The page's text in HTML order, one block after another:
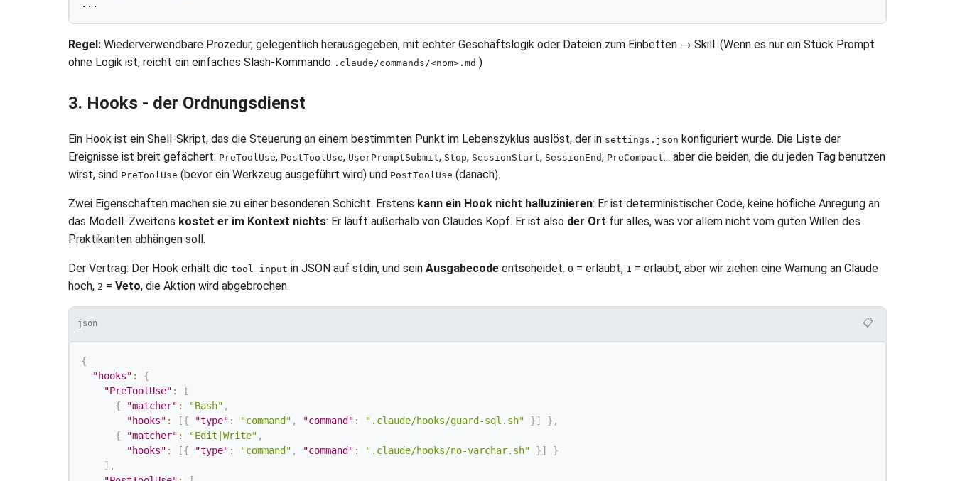
Regel: Wiederverwendbare Prozedur, gelegentlich herausgegeben, mit echter Geschäftslogik oder Dateien zum Einbetten → Skill. (Wenn es nur ein Stück Prompt
ohne Logik ist, reicht ein einfaches Slash-Kommando .claude/commands/<nom>.md )
3. Hooks - der Ordnungsdienst
Ein Hook ist ein Shell-Skript, das die Steuerung an einem bestimmten Punkt im Lebenszyklus auslöst, der in settings.json konfiguriert wurde. Die Liste der
Ereignisse ist breit gefächert: PreToolUse, PostToolUse, UserPromptSubmit, Stop, SessionStart, SessionEnd, PreCompact... aber die beiden, die du jeden Tag benutzen
wirst, sind PreToolUse (bevor ein Werkzeug ausgeführt wird) und PostToolUse (danach).
Zwei Eigenschaften machen sie zu einer besonderen Schicht. Erstens kann ein Hook nicht halluzinieren: Er ist deterministischer Code, keine höfliche Anregung an
das Modell. Zweitens kostet er im Kontext nichts: Er läuft außerhalb von Claudes Kopf. Er ist also der Ort für alles, was vor allem nicht vom guten Willen des
Praktikanten abhängen soll.
Der Vertrag: Der Hook erhält die tool_input in JSON auf stdin, und sein Ausgabecode entscheidet. 0 = erlaubt, 1 = erlaubt, aber wir ziehen eine Warnung an Claude
hoch, 2 = Veto, die Aktion wird abgebrochen.
json 📋
{
"hooks" :
{
"PreToolUse" :
[
{
"matcher" : "Bash" ,
"hooks" : [{ "type" : "command" , "command" : ".claude/hooks/guard-sql.sh" }] } ,
{
"matcher" : "Edit|Write" ,
"hooks" : [{ "type" : "command" , "command" : ".claude/hooks/no-varchar.sh" }]
}
] ,